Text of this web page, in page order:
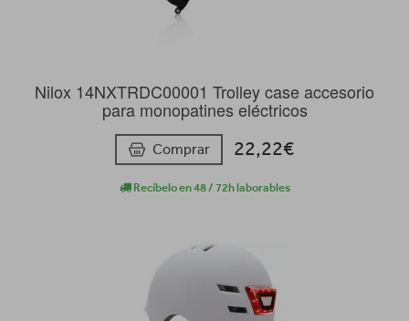
Nilox 14NXTRDC00001 Trolley case accesorio
para monopatines eléctricos
Comprar 22,22€
Recíbelo en 48 / 72h laborables